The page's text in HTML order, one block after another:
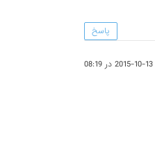
پاسخ
2015-10-13 در 08:19